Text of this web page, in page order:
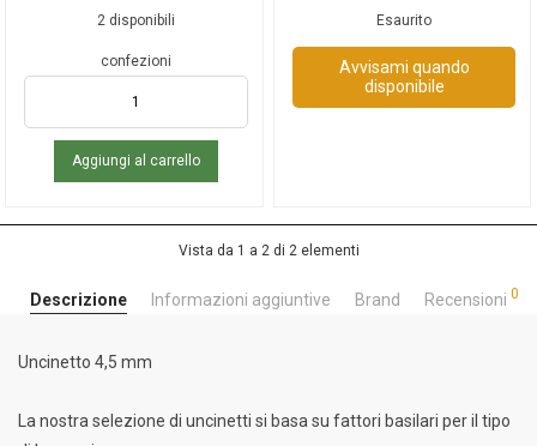
2 disponibili
confezioni
Aggiungi al carrello
Esaurito
Avvisami quando
disponibile
Vista da 1 a 2 di 2 elementi
Descrizione Informazioni aggiuntive Brand Recensioni 0
Uncinetto 4,5 mm
La nostra selezione di uncinetti si basa su fattori basilari per il tipo